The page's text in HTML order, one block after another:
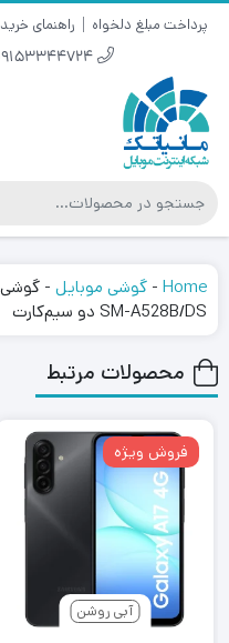
پرداخت مبلغ دلخواه راهنمای خرید
09153344724
Home
- گوشی موبایل -
SM-A528B/DS دو سیم‌کارت
محصولات مرتبط
آبی روشن
فروش ویژه